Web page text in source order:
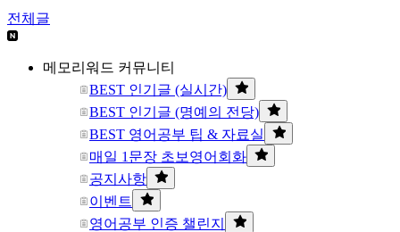
전체글
메모리워드 커뮤니티
BEST 인기글 (실시간)
BEST 인기글 (명예의 전당)
BEST 영어공부 팁 & 자료실
매일 1문장 초보영어회화
공지사항
이벤트
영어공부 인증 챌린지